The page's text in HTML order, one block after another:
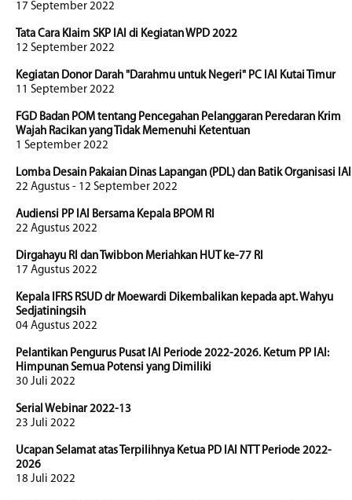
17 September 2022
Tata Cara Klaim SKP IAI di Kegiatan WPD 2022
12 September 2022
Kegiatan Donor Darah "Darahmu untuk Negeri" PC IAI Kutai Timur
11 September 2022
FGD Badan POM tentang Pencegahan Pelanggaran Peredaran Krim
Wajah Racikan yang Tidak Memenuhi Ketentuan
1 September 2022
Lomba Desain Pakaian Dinas Lapangan (PDL) dan Batik Organisasi IAI
22 Agustus - 12 September 2022
Audiensi PP IAI Bersama Kepala BPOM RI
22 Agustus 2022
Dirgahayu RI dan Twibbon Meriahkan HUT ke-77 RI
17 Agustus 2022
Kepala IFRS RSUD dr Moewardi Dikembalikan kepada apt. Wahyu
Sedjatiningsih
04 Agustus 2022
Pelantikan Pengurus Pusat IAI Periode 2022-2026. Ketum PP IAI:
Himpunan Semua Potensi yang Dimiliki
30 Juli 2022
Serial Webinar 2022-13
23 Juli 2022
Ucapan Selamat atas Terpilihnya Ketua PD IAI NTT Periode 2022-
2026
18 Juli 2022